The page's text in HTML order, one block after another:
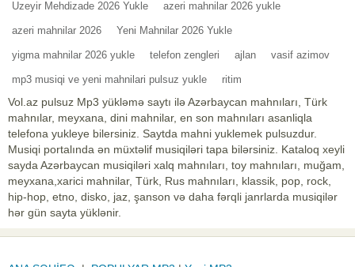
Uzeyir Mehdizade 2026 Yukle azeri mahnilar 2026 yukle
azeri mahnilar 2026 Yeni Mahnilar 2026 Yukle
yigma mahnilar 2026 yukle telefon zengleri ajlan vasif azimov
mp3 musiqi ve yeni mahnilari pulsuz yukle ritim
Vol.az pulsuz Mp3 yükləmə saytı ilə Azərbaycan mahnıları, Türk
mahnılar, meyxana, dini mahnilar, en son mahnıları asanliqla
telefona yukleye bilersiniz. Saytda mahni yuklemek pulsuzdur.
Musiqi portalında ən müxtəlif musiqiləri tapa bilərsiniz. Kataloq xeyli
sayda Azərbaycan musiqiləri xalq mahnıları, toy mahnıları, muğam,
meyxana,xarici mahnilar, Türk, Rus mahnıları, klassik, pop, rock,
hip-hop, etno, disko, jaz, şanson və daha fərqli janrlarda musiqilər
hər gün sayta yüklənir.